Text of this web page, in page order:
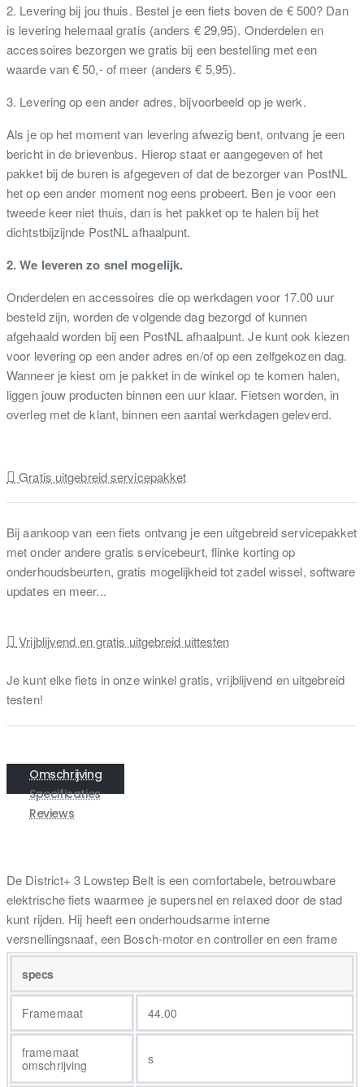
2. Levering bij jou thuis. Bestel je een fiets boven de € 500? Dan
is levering helemaal gratis (anders € 29,95). Onderdelen en
accessoires bezorgen we gratis bij een bestelling met een
waarde van € 50,- of meer (anders € 5,95).
3. Levering op een ander adres, bijvoorbeeld op je werk.
Als je op het moment van levering afwezig bent, ontvang je een
bericht in de brievenbus. Hierop staat er aangegeven of het
pakket bij de buren is afgegeven of dat de bezorger van PostNL
het op een ander moment nog eens probeert. Ben je voor een
tweede keer niet thuis, dan is het pakket op te halen bij het
dichtstbijzijnde PostNL afhaalpunt.
2. We leveren zo snel mogelijk.
Onderdelen en accessoires die op werkdagen voor 17.00 uur
besteld zijn, worden de volgende dag bezorgd of kunnen
afgehaald worden bij een PostNL afhaalpunt. Je kunt ook kiezen
voor levering op een ander adres en/of op een zelfgekozen dag.
Wanneer je kiest om je pakket in de winkel op te komen halen,
liggen jouw producten binnen een uur klaar. Fietsen worden, in
overleg met de klant, binnen een aantal werkdagen geleverd.
Gratis uitgebreid servicepakket
Bij aankoop van een fiets ontvang je een uitgebreid servicepakket
met onder andere gratis servicebeurt, flinke korting op
onderhoudsbeurten, gratis mogelijkheid tot zadel wissel, software
updates en meer...
Vrijblijvend en gratis uitgebreid uittesten
Je kunt elke fiets in onze winkel gratis, vrijblijvend en uitgebreid
testen!
Omschrijving
Specificaties
Reviews
De District+ 3 Lowstep Belt is een comfortabele, betrouwbare
elektrische fiets waarmee je supersnel en relaxed door de stad
kunt rijden. Hij heeft een onderhoudsarme interne
versnellingsnaaf, een Bosch-motor en controller en een frame
waarbij de accu in de onderbuis is geïntegreerd. Daarnaast heb je
keuze uit diverse accu’s van 400 tot 800 Wh. Daarnaast is hij
uitgerust met comfortabele vering en nuttige accessoires zoals
spatborden, geïntegreerde verlichting, bagagedrager én een
onderhoudsarme riemaandrijving. Je zoekt een betrouwbare,
onderhoudsvriendelijke e-bike voor alledaags gebruik, met een
geavanceerde Bosch Active Line Plus motor, keuze uit meerdere
specs
Framemaat 44.00
framemaat
omschrijving
s